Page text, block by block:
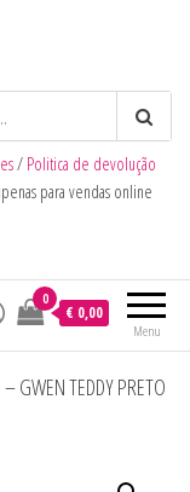
/ Politica de devolução
para vendas online
Menu
0
€ 0,00
GWEN TEDDY PRETO